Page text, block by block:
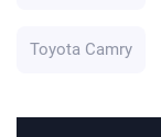
Toyota Camry